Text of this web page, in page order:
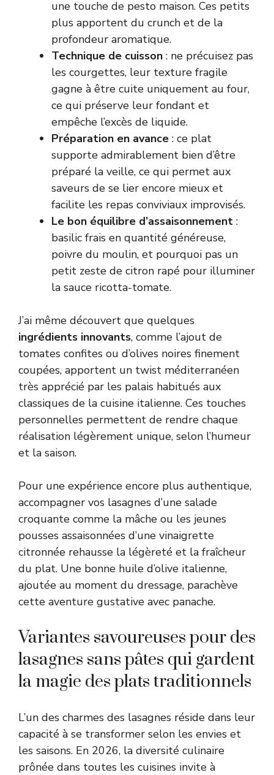
une touche de pesto maison. Ces petits
plus apportent du crunch et de la
profondeur aromatique.
Technique de cuisson : ne précuisez pas
les courgettes, leur texture fragile
gagne à être cuite uniquement au four,
ce qui préserve leur fondant et
empêche l’excès de liquide.
Préparation en avance : ce plat
supporte admirablement bien d’être
préparé la veille, ce qui permet aux
saveurs de se lier encore mieux et
facilite les repas conviviaux improvisés.
Le bon équilibre d’assaisonnement :
basilic frais en quantité généreuse,
poivre du moulin, et pourquoi pas un
petit zeste de citron rapé pour illuminer
la sauce ricotta-tomate.
J’ai même découvert que quelques
ingrédients innovants, comme l’ajout de
tomates confites ou d’olives noires finement
coupées, apportent un twist méditerranéen
très apprécié par les palais habitués aux
classiques de la cuisine italienne. Ces touches
personnelles permettent de rendre chaque
réalisation légèrement unique, selon l’humeur
et la saison.
Pour une expérience encore plus authentique,
accompagner vos lasagnes d’une salade
croquante comme la mâche ou les jeunes
pousses assaisonnées d’une vinaigrette
citronnée rehausse la légèreté et la fraîcheur
du plat. Une bonne huile d’olive italienne,
ajoutée au moment du dressage, parachève
cette aventure gustative avec panache.
Variantes savoureuses pour des
lasagnes sans pâtes qui gardent
la magie des plats traditionnels
L’un des charmes des lasagnes réside dans leur
capacité à se transformer selon les envies et
les saisons. En 2026, la diversité culinaire
prônée dans toutes les cuisines invite à